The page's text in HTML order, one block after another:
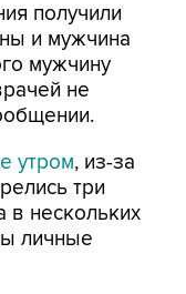
получили
и мужчина
мужчину
не
утром, из-за
три
в нескольких
личные